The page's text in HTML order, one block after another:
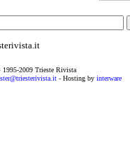
-2009 Trieste Rivista
- Hosting by interware